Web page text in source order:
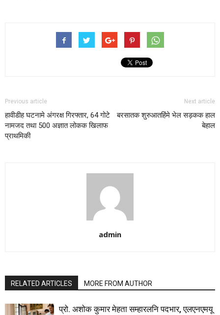
Previous article
हावीडीह घटनामे अंगरक्ष गिरफ्तार, 64 गोटे
नामजद तथा 500 अज्ञात लोकक खिलाफ
प्राथमिकी
Next article
बरसातक शुरुआतहिंमे भेल सड़कक हाल
बेहाल
admin
RELATED ARTICLES MORE FROM AUTHOR
प्रो. अशोक कुमार मेहता सम्हारलनि पदभार, एलएनएमयू